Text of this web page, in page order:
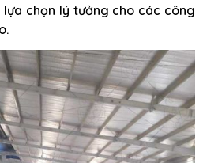
chọn lý tưởng cho các công